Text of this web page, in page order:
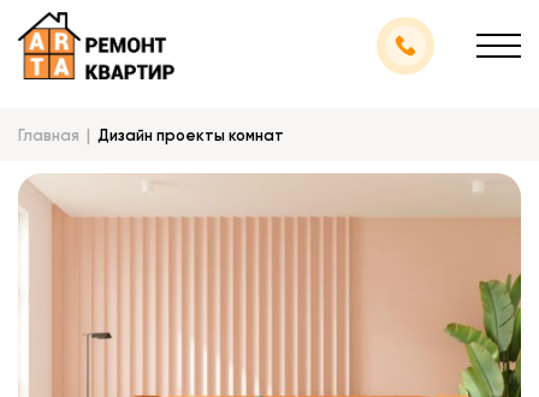
Главная Дизайн проекты комнат